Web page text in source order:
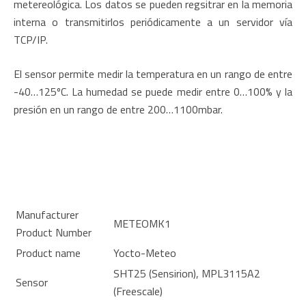
metereológica. Los datos se pueden regsitrar en la memoria
interna o transmitirlos periódicamente a un servidor vía
TCP/IP.
El sensor permite medir la temperatura en un rango de entre
-40…125ºC. La humedad se puede medir entre 0…100% y la
presión en un rango de entre 200…1100mbar.
Manufacturer
Product Number
METEOMK1
Product name
Yocto-Meteo
Sensor
SHT25 (Sensirion), MPL3115A2
(Freescale)